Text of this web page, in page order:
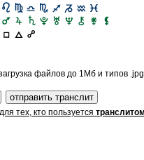
файлов до 1Мб и типов
тех, кто пользуется